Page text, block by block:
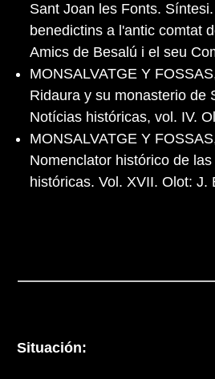
Sant Joan les Fonts.
benedictins a l'antic comtat
Amics de Besalú i el seu
MONSALVATGE Y
Ridaura y su monasterio de
Notícias históricas, vol. IV.
MONSALVATGE Y
Nomenclator histórico de
históricas. Vol. XVII. Olot: J.
Situación: